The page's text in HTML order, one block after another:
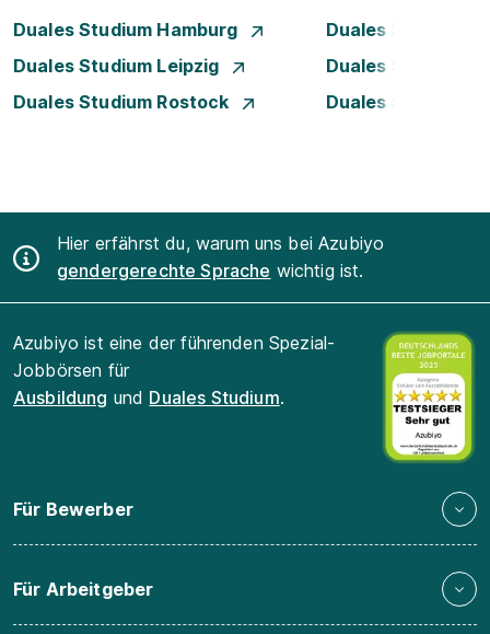
Duales Studium Hamburg
Duales Studium
Duales Studium Leipzig
Duales Studium
Duales Studium Rostock
Duales Studium
Hier erfährst du, warum uns bei Azubiyo
gendergerechte Sprache wichtig ist.
Azubiyo ist eine der führenden Spezial-
Jobbörsen für
Ausbildung und Duales Studium.
Für Bewerber
Für Arbeitgeber